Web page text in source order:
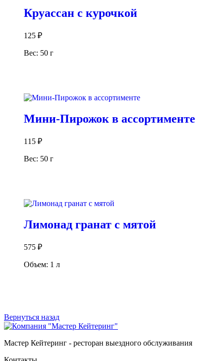
Круассан с курочкой
125 ₽
Вес: 50 г
Мини-Пирожок в ассортименте
115 ₽
Вес: 50 г
Лимонад гранат с мятой
575 ₽
Объем: 1 л
Вернуться назад
Мастер Кейтеринг - ресторан выездного обслуживания